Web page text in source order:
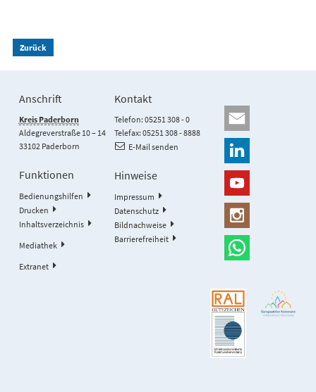
Zurück
Anschrift
Kreis Paderborn
Aldegreverstraße 10 – 14
33102 Paderborn
Kontakt
Telefon: 05251 308 - 0
Telefax: 05251 308 - 8888
E-Mail senden
Funktionen
Bedienungshilfen
Drucken
Inhaltsverzeichnis
Mediathek
Extranet
Hinweise
Impressum
Datenschutz
Bildnachweise
Barrierefreiheit